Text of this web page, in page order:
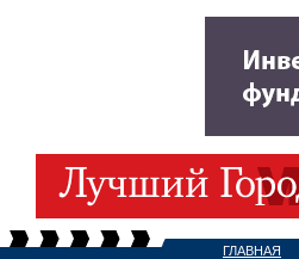
ГЛАВНАЯ